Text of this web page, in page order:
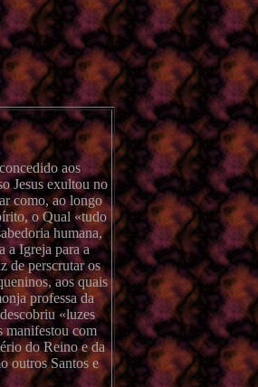
aos
Jesus exultou no
como, ao longo
o Qual «tudo
humana,
a Igreja para a
de perscrutar os
aos quais
professa da
«luzes
manifestou com
do Reino e da
outros Santos e